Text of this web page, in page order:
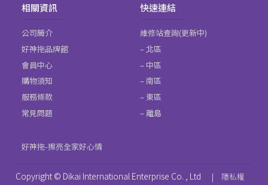
相關資訊
公司簡介
好神拖品牌館
會員中心
購物須知
服務條款
常見問題
快速連結
維修站查詢(更新中)
– 北區
– 中區
– 南區
– 東區
– 離島
好神拖-擦亮全家好心情
Copyright © Dikai International Enterprise Co. , Ltd |
隱私權